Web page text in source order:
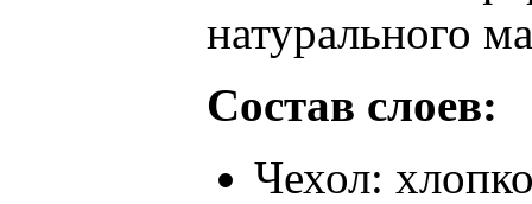
натурального
Состав слоев:
Чехол: